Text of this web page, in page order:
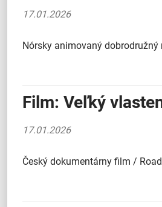
17.01.2026
Nórsky animovaný dobrodružný
Film: Veľký
17.01.2026
Český dokumentárny film /